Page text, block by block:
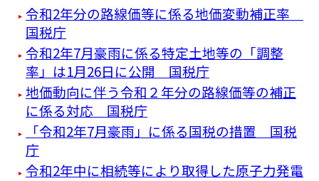
令和2年分の路線価等に係る地価変動補正率
国税庁
令和2年7月豪雨に係る特定土地等の「調整
率」は1月26日に公開 国税庁
地価動向に伴う令和２年分の路線価等の補正
に係る対応 国税庁
「令和2年7月豪雨」に係る国税の措置 国税
庁
令和2年中に相続等により取得した原子力発電